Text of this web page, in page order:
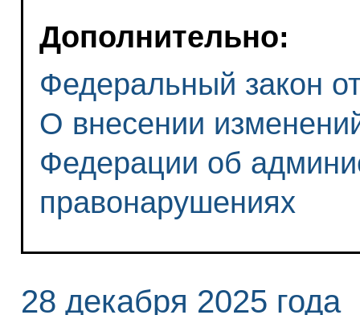
Дополнительно:
Федеральный закон
О внесении
Федерации об
правонарушениях
28 декабря 2025 года